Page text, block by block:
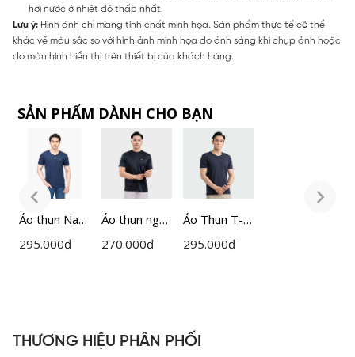
hơi nước ở nhiệt độ thấp nhất.
Lưu ý: Hình ảnh chỉ mang tính chất minh họa. Sản phẩm thực tế có thể
khác về màu sắc so với hình ảnh minh họa do ánh sáng khi chụp ảnh hoặc
do màn hình hiển thị trên thiết bị của khách hàng.
SẢN PHẨM DÀNH CHO BẠN
Áo thun Nam
Insidemen
295.000đ
Áo thun ngắn
tay nam
270.000đ
Áo Thun T-
shirt Nam
295.000đ
THƯƠNG HIỆU PHÂN PHỐI